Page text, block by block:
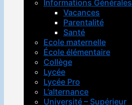
Informations Générales
Vacances
Parentalité
Santé
Ecole maternelle
École élémentaire
Collège
Lycée
Lycée Pro
L’alternance
Université – Supérieur